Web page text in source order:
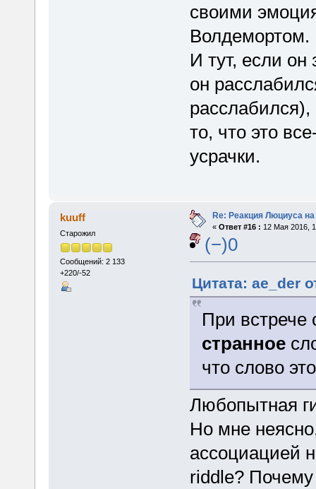
своими
Волдемортом.
И тут, если он
он
расслабился),
то, что это
усрачки.
kuuff
Старожил
Сообщений: 2 133
+220/-52
Re: Реакция Люциуса
« Ответ #16 : 12 Мая 2016,
(−)0
Цитата: ae_der
При встрече
странное
что слово
Любопытная
Но мне
ассоциацией
riddle? Почему